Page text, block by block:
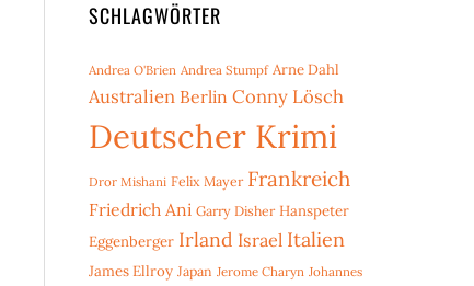
SCHLAGWÖRTER
Andrea O'Brien Andrea Stumpf Arne Dahl
Australien Berlin Conny Lösch
Deutscher Krimi
Dror Mishani Felix Mayer Frankreich
Friedrich Ani Garry Disher Hanspeter
Eggenberger Irland Israel Italien
James Ellroy Japan Jerome Charyn Johannes